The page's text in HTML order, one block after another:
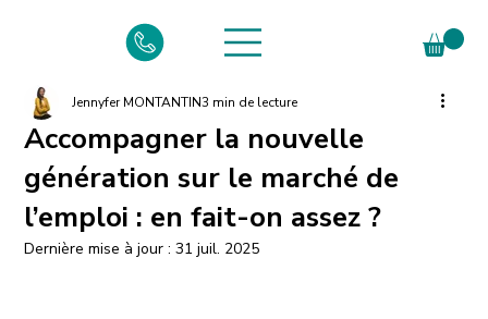
Accompagner la nouvelle
génération sur le marché de
l’emploi : en fait-on assez ?
Jennyfer MONTANTIN3 min de lecture
Dernière mise à jour :31 juil. 2025